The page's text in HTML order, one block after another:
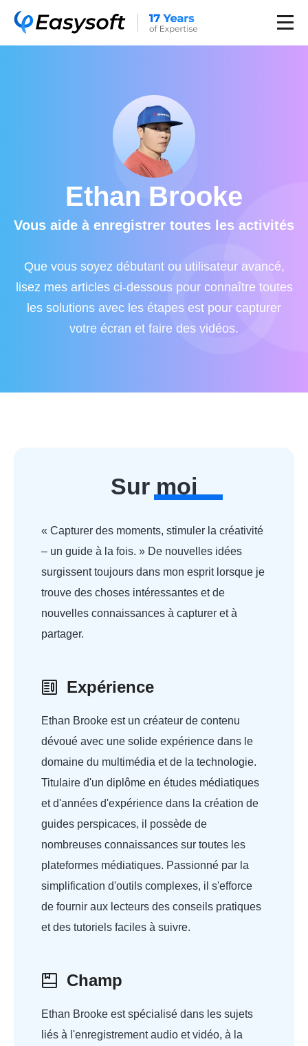
Ethan Brooke
Vous aide à enregistrer toutes les activités
Que vous soyez débutant ou utilisateur avancé,
lisez mes articles ci-dessous pour connaître toutes
les solutions avec les étapes est pour capturer
votre écran et faire des vidéos.
Sur moi
« Capturer des moments, stimuler la créativité
– un guide à la fois. » De nouvelles idées
surgissent toujours dans mon esprit lorsque je
trouve des choses intéressantes et de
nouvelles connaissances à capturer et à
partager.
Expérience
Ethan Brooke est un créateur de contenu
dévoué avec une solide expérience dans le
domaine du multimédia et de la technologie.
Titulaire d'un diplôme en études médiatiques
et d'années d'expérience dans la création de
guides perspicaces, il possède de
nombreuses connaissances sur toutes les
plateformes médiatiques. Passionné par la
simplification d'outils complexes, il s'efforce
de fournir aux lecteurs des conseils pratiques
et des tutoriels faciles à suivre.
Champ
Ethan Brooke est spécialisé dans les sujets
liés à l'enregistrement audio et vidéo, à la